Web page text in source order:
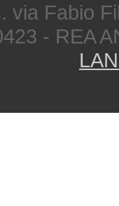
via Fabio
- REA